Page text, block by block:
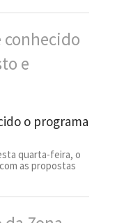
o programa
quarta-feira, o
as propostas